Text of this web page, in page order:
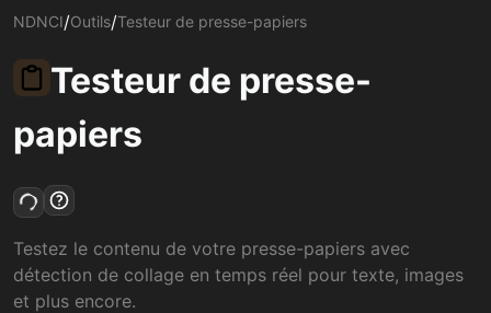
NDNCI/Outils/Testeur de presse-papiers
Testeur de presse-
papiers
Testez le contenu de votre presse-papiers avec
détection de collage en temps réel pour texte, images
et plus encore.